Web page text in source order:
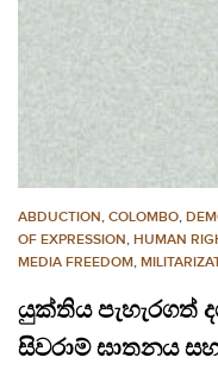
ABDUCTION, COLOMBO,
OF EXPRESSION, HUMAN
MEDIA FREEDOM,
යුක්තිය පැහැරගත්
සිවරාම් ඝාතනය